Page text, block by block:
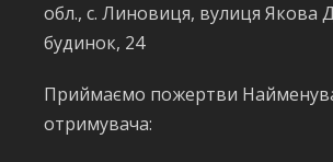
обл., с. Линовиця, вулиця Якова
будинок, 24
Приймаємо пожертви
отримувача: